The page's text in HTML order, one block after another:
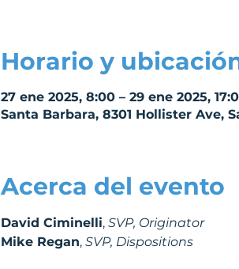
Horario y
27 ene 2025, 8:00 – 29 ene 2025,
Santa Barbara, 8301 Hollister Ave,
Acerca del evento
David Ciminelli, SVP, Originator
Mike Regan, SVP, Dispositions